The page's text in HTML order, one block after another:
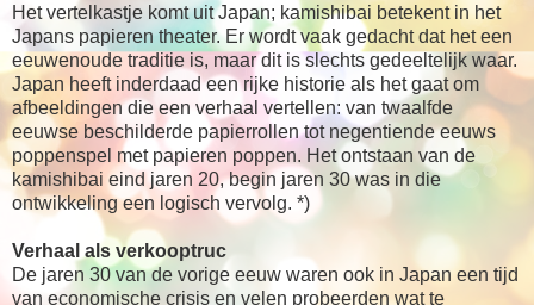
Het vertelkastje komt uit Japan; kamishibai betekent in het
Japans papieren theater. Er wordt vaak gedacht dat het een
eeuwenoude traditie is, maar dit is slechts gedeeltelijk waar.
Japan heeft inderdaad een rijke historie als het gaat om
afbeeldingen die een verhaal vertellen: van twaalfde
eeuwse beschilderde papierrollen tot negentiende eeuws
poppenspel met papieren poppen. Het ontstaan van de
kamishibai eind jaren 20, begin jaren 30 was in die
ontwikkeling een logisch vervolg. *)
Verhaal als verkooptruc
De jaren 30 van de vorige eeuw waren ook in Japan een tijd
van economische crisis en velen probeerden wat te